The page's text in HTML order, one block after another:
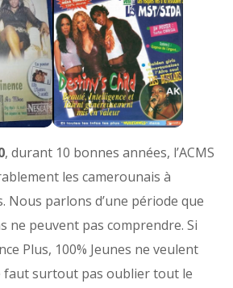
, durant 10 bonnes années, l’ACMS
les camerounais à
Nous parlons d’une période que
ne peuvent pas comprendre. Si
Plus, 100% Jeunes ne veulent
faut surtout pas oublier tout le